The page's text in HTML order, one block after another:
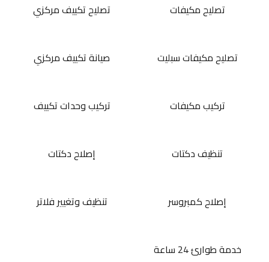
تصليح مكيفات تصليح تكييف مركزي
تصليح مكيفات سبليت صيانة تكييف مركزي
تركيب مكيفات تركيب وحدات تكييف
تنظيف دكتات إصلاح دكتات
إصلاح كمبروسر تنظيف وتغيير فلاتر
خدمة طوارئ 24 ساعة